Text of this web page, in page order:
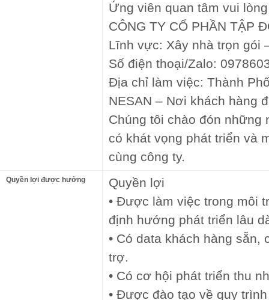
Ứng viên quan tâm vui
CÔNG TY CỔ PHẦN TẬP
Lĩnh vực: Xây nhà trọn gói
Số điện thoại/Zalo:
Địa chỉ làm việc: Thành
NESAN – Nơi khách hàng
Chúng tôi chào đón những
có khát vọng phát triển và
cùng công ty.
Quyền lợi được hưởng
Quyền lợi
• Được làm việc trong môi
định hướng phát triển lâu
• Có data khách hàng sẵn,
trợ.
• Có cơ hội phát triển thu
• Được đào tạo về quy